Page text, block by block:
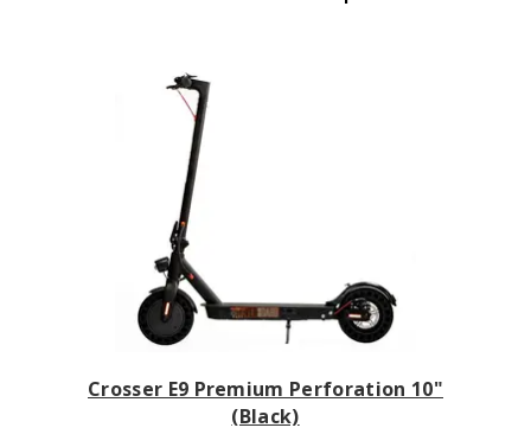
Crosser E9 Premium Perforation 10"
(Black)